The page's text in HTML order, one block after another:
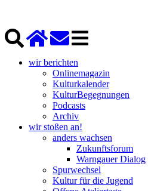
wir berichten
Onlinemagazin
Kulturkalender
KulturBegegnungen
Podcasts
Archiv
wir stoßen an!
anders wachsen
Zukunftsforum
Warngauer Dialog
Spurwechsel
Kultur für die Jugend